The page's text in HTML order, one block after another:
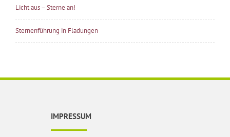
Licht aus – Sterne an!
Sternenführung in Fladungen
IMPRESSUM